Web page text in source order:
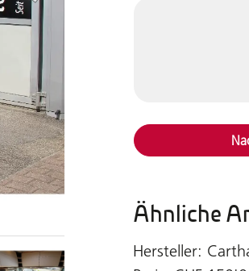
Ähnliche
Hersteller: